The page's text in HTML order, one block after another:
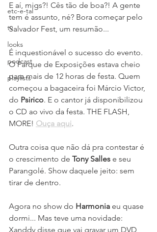
etc-e-tal
tv
looks
podcast
playlists
E aí, migs?! Cês tão de boa?! A gente
tem é assunto, né? Bora começar pelo
Salvador Fest, um resumão...
É inquestionável o sucesso do evento.
O Parque de Exposições estava cheio
para mais de 12 horas de festa. Quem
começou a bagaceira foi Márcio Victor,
do Psirico. E o cantor já disponibilizou
o CD ao vivo da festa. THE FLASH,
MORE! Ouça aqui.
Outra coisa que não dá pra contestar é
o crescimento de Tony Salles e seu
Parangolé. Show daquele jeito: sem
tirar de dentro.
Agora no show do Harmonia eu quase
dormi... Mas teve uma novidade:
Xanddy disse que vai gravar um DVD